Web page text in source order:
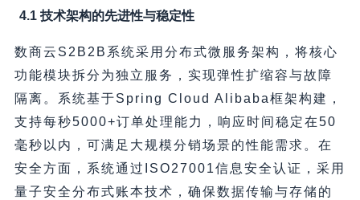
4.1 技术架构的先进性与稳定性
数商云S2B2B系统采用分布式微服务架构，将核心
功能模块拆分为独立服务，实现弹性扩缩容与故障
隔离。系统基于Spring Cloud Alibaba框架构建，
支持每秒5000+订单处理能力，响应时间稳定在50
毫秒以内，可满足大规模分销场景的性能需求。在
安全方面，系统通过ISO27001信息安全认证，采用
量子安全分布式账本技术，确保数据传输与存储的